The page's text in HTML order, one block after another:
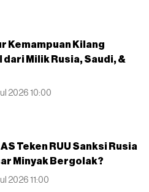
Kemampuan Kilang
dari Milik Rusia, Saudi, &
2026 10:00
Teken RUU Sanksi Rusia
Minyak Bergolak?
2026 11:00